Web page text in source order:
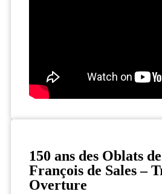
150 ans des Oblats
François de Sales –
Overture